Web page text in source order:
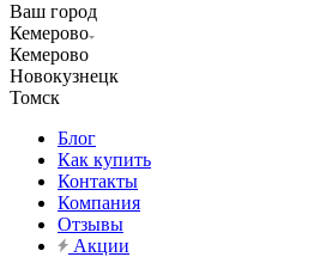
Ваш город
Кемерово
Кемерово
Новокузнецк
Томск
Блог
Как купить
Контакты
Компания
Отзывы
Акции